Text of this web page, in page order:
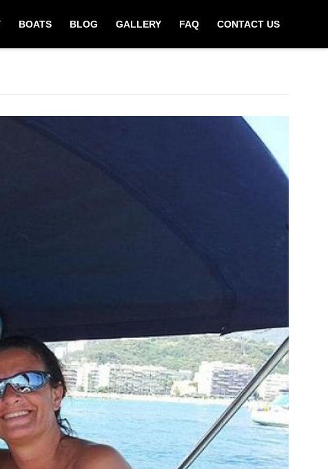
BOATS BLOG GALLERY FAQ CONTACT US